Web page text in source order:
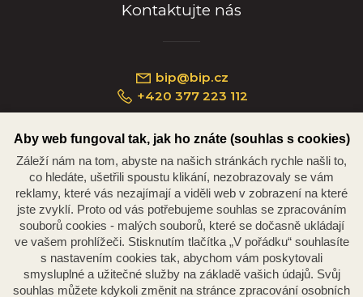
Kontaktujte nás
bip@bip.cz
+420 377 223 112
Náměstí Republiky 234/35, 301 00 Plzeň
Aby web fungoval tak, jak ho znáte (souhlas s cookies)
Záleží nám na tom, abyste na našich stránkách rychle našli to,
co hledáte, ušetřili spoustu klikání, nezobrazovaly se vám
reklamy, které vás nezajímají a viděli web v zobrazení na které
jste zvyklí. Proto od vás potřebujeme souhlas se zpracováním
souborů cookies - malých souborů, které se dočasně ukládají
ve vašem prohlížeči. Stisknutím tlačítka „V pořádku“ souhlasíte
s nastavením cookies tak, abychom vám poskytovali
smysluplné a užitečné služby na základě vašich údajů. Svůj
souhlas můžete kdykoli změnit na stránce zpracování osobních